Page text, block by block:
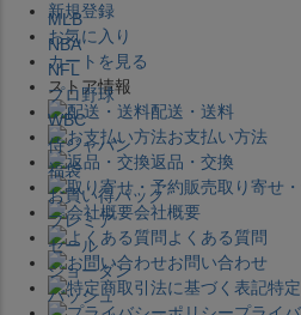
新規登録
お気に入り
カートを見る
ストア情報
配送・送料
お支払い方法
返品・交換
取り寄せ
会社概要
よくある質問
お問い合わせ
特
MLB
NBA
NFL
プロ野球
WBC
侍ジャパン
福袋
お買い得パック
プレミア
セール
ジョーダン
バッシュ